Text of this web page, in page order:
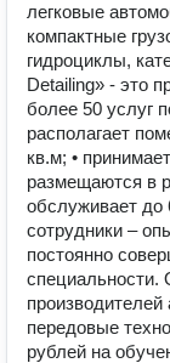
легковые
компактные
гидроциклы,
Detailing» - это
более 50 услуг
располагает
кв.м; •
размещаются в
обслуживает до
сотрудники –
постоянно
специальности.
передовые
рублей на